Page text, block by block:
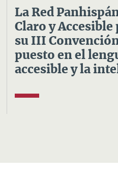
La Red
Claro y Accesible
su III
puesto en el
accesible y la